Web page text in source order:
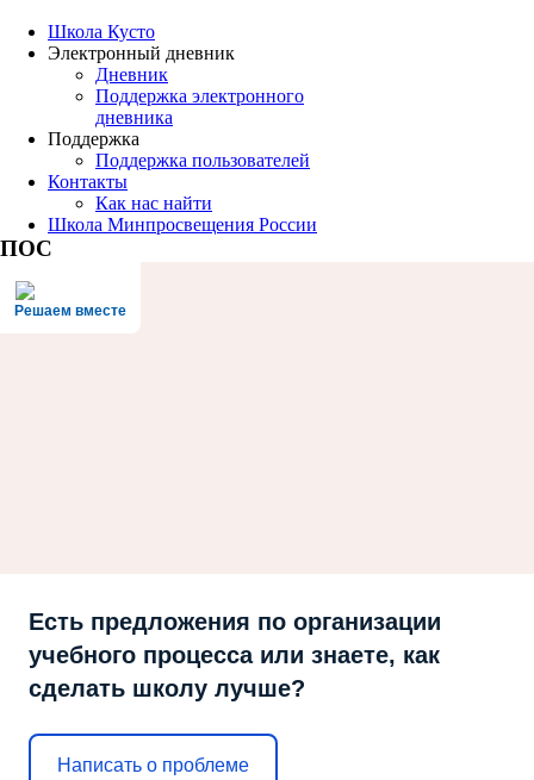
Школа Кусто
Электронный дневник
Дневник
Поддержка электронного
дневника
Поддержка
Поддержка пользователей
Контакты
Как нас найти
Школа Минпросвещения России
ПОС
Решаем вместе
Есть предложения по организации
учебного процесса или знаете, как
сделать школу лучше?
Написать о проблеме